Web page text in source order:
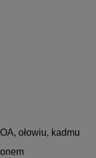
ołowiu, kadmu